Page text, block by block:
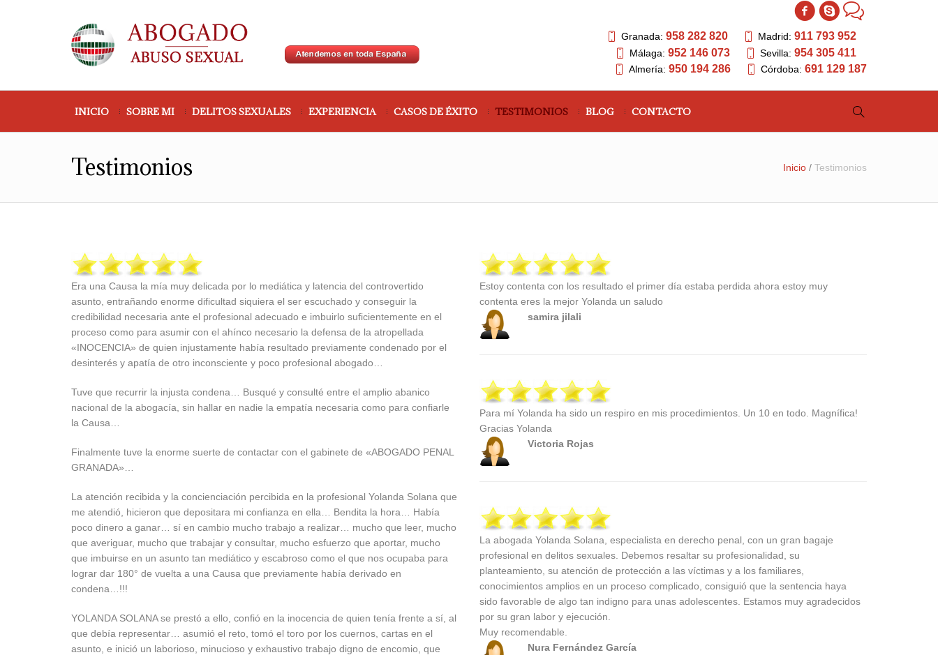
Granada: 958 282 820 Madrid: 911 793 952
Málaga: 952 146 073 Sevilla: 954 305 411
Almería: 950 194 286 Córdoba: 691 129 187
INICIO SOBRE MI DELITOS SEXUALES EXPERIENCIA CASOS DE ÉXITO TESTIMONIOS BLOG CONTACTO
Testimonios Inicio / Testimonios
Era una Causa la mía muy delicada por lo mediática y latencia del controvertido
asunto, entrañando enorme dificultad siquiera el ser escuchado y conseguir la
credibilidad necesaria ante el profesional adecuado e imbuirlo suficientemente en el
proceso como para asumir con el ahínco necesario la defensa de la atropellada
«INOCENCIA» de quien injustamente había resultado previamente condenado por el
desinterés y apatía de otro inconsciente y poco profesional abogado…
Tuve que recurrir la injusta condena… Busqué y consulté entre el amplio abanico
nacional de la abogacía, sin hallar en nadie la empatía necesaria como para confiarle
la Causa…
Finalmente tuve la enorme suerte de contactar con el gabinete de «ABOGADO PENAL
GRANADA»…
La atención recibida y la concienciación percibida en la profesional Yolanda Solana que
me atendió, hicieron que depositara mi confianza en ella… Bendita la hora… Había
poco dinero a ganar… sí en cambio mucho trabajo a realizar… mucho que leer, mucho
que averiguar, mucho que trabajar y consultar, mucho esfuerzo que aportar, mucho
que imbuirse en un asunto tan mediático y escabroso como el que nos ocupaba para
lograr dar 180° de vuelta a una Causa que previamente había derivado en
condena…!!!
YOLANDA SOLANA se prestó a ello, confió en la inocencia de quien tenía frente a sí, al
que debía representar… asumió el reto, tomó el toro por los cuernos, cartas en el
asunto, e inició un laborioso, minucioso y exhaustivo trabajo digno de encomio, que
Estoy contenta con los resultado el primer día estaba perdida ahora estoy muy
contenta eres la mejor Yolanda un saludo
samira jilali
Para mí Yolanda ha sido un respiro en mis procedimientos. Un 10 en todo. Magnífica!
Gracias Yolanda
Victoria Rojas
La abogada Yolanda Solana, especialista en derecho penal, con un gran bagaje
profesional en delitos sexuales. Debemos resaltar su profesionalidad, su
planteamiento, su atención de protección a las víctimas y a los familiares,
conocimientos amplios en un proceso complicado, consiguió que la sentencia haya
sido favorable de algo tan indigno para unas adolescentes. Estamos muy agradecidos
por su gran labor y ejecución.
Muy recomendable.
Nura Fernández García